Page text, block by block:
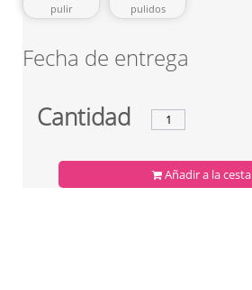
pulir
pulidos
Fecha de entrega
Cantidad
Añadir a la cesta